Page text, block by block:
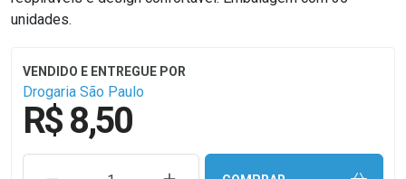
unidades.
Drogaria São Paulo
R$ 8,50